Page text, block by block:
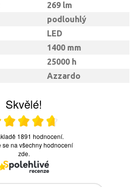
269 lm
podlouhlý
LED
1400 mm
25000 h
Azzardo